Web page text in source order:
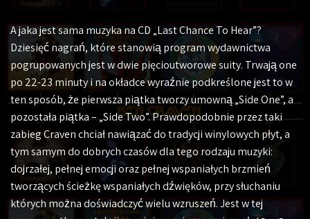
A jaka jest sama muzyka na CD „Last Chance To Hear”?
Dziesięć nagrań, które stanowią program wydawnictwa
pogrupowanych jest w dwie pięcioutworowe suity. Trwają one
po 22-23 minuty i na okładce wyraźnie podkreślone jest to w
ten sposób, że pierwsza piątka tworzy umowną „Side One”, a
pozostała piątka – „Side Two”. Prawdopodobnie przez taki
zabieg Craven chciał nawiązać do tradycji winylowych płyt, a
tym samym do dobrych czasów dla tego rodzaju muzyki:
dojrzałej, pełnej emocji oraz pełnej wspaniałych brzmień
tworzących ścieżkę wspaniałych dźwięków, przy słuchaniu
których można doświadczyć wielu wzruszeń. Jest w tej